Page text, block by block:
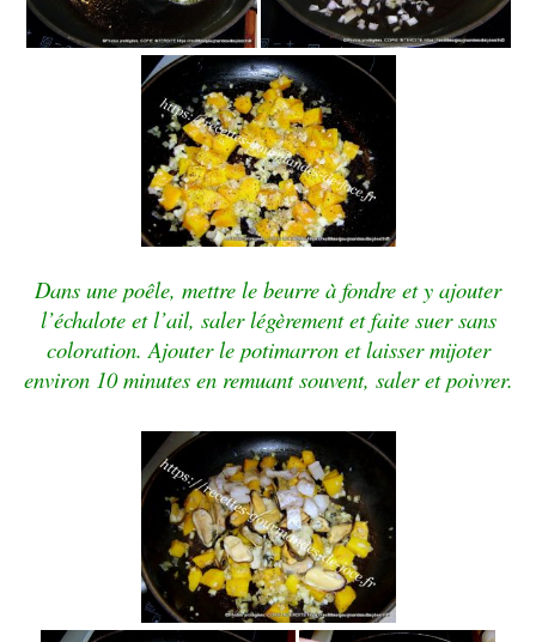
Dans une poêle, mettre le beurre à fondre et y ajouter
l’échalote et l’ail, saler légèrement et faite suer sans
coloration. Ajouter le potimarron et laisser mijoter
environ 10 minutes en remuant souvent, saler et poivrer.